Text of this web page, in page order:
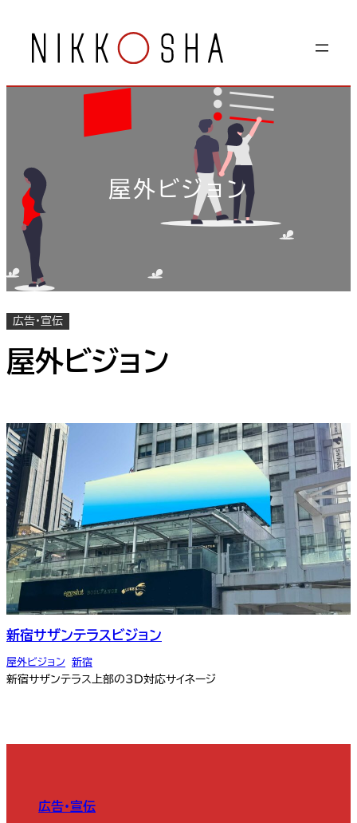
屋外ビジョン
広告・宣伝
屋外ビジョン
新宿サザンテラスビジョン
屋外ビジョン 新宿
新宿サザンテラス上部の3D対応サイネージ
広告・宣伝